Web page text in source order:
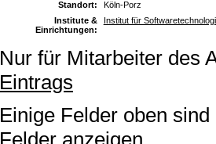
Standort:
Köln-Porz
Institute &
Einrichtungen:
Institut für
Nur für Mitarbeiter des
Eintrags
Einige Felder oben